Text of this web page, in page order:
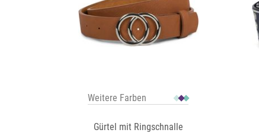
Weitere Farben
Gürtel mit Ringschnalle